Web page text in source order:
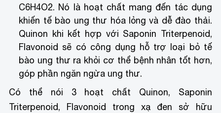
C6H4O2. Nó là hoạt chất mang đến tác dụng
khiến tế bào ung thư hóa lỏng và dễ đào thải.
Quinon khi kết hợp với Saponin Triterpenoid,
Flavonoid sẽ có công dụng hỗ trợ loại bỏ tế
bào ung thư ra khỏi cơ thể bệnh nhân tốt hơn,
góp phần ngăn ngừa ung thư.
Có thể nói 3 hoạt chất Quinon, Saponin
Triterpenoid, Flavonoid trong xạ đen sở hữu